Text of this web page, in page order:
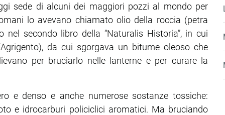
sede di alcuni dei maggiori pozzi al mondo per
lo avevano chiamato olio della roccia (petra
secondo libro della “Naturalis Historia”, in cui
da cui sgorgava un bitume oleoso che
per bruciarlo nelle lanterne e per curare la
e denso e anche numerose sostanze tossiche:
e idrocarburi policiclici aromatici. Ma bruciando